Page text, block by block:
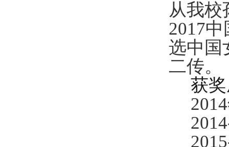
从我校
2017
选中国
二传。
获